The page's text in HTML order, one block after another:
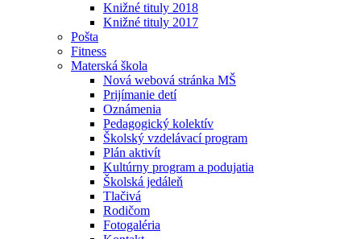
Knižné tituly 2018
Knižné tituly 2017
Pošta
Fitness
Materská škola
Nová webová stránka MŠ
Prijímanie detí
Oznámenia
Pedagogický kolektív
Školský vzdelávací program
Plán aktivít
Kultúrny program a podujatia
Školská jedáleň
Tlačivá
Rodičom
Fotogaléria